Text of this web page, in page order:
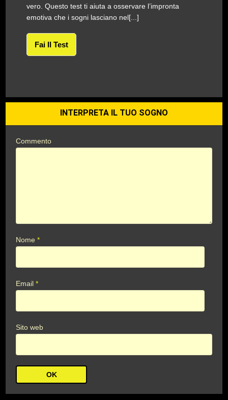
vero. Questo test ti aiuta a osservare l’impronta
emotiva che i sogni lasciano nel[...]
Fai Il Test
INTERPRETA IL TUO SOGNO
Commento
Nome*
Email*
Sito web